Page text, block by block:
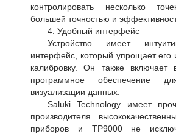
контролировать несколько
большей точностью и
4. Удобный интерфейс
Устройство имеет
интерфейс, который упрощает его
калибровку. Он также
программное обеспечение
визуализации данных.
Saluki Technology имеет
производителя
приборов и TP9000 не